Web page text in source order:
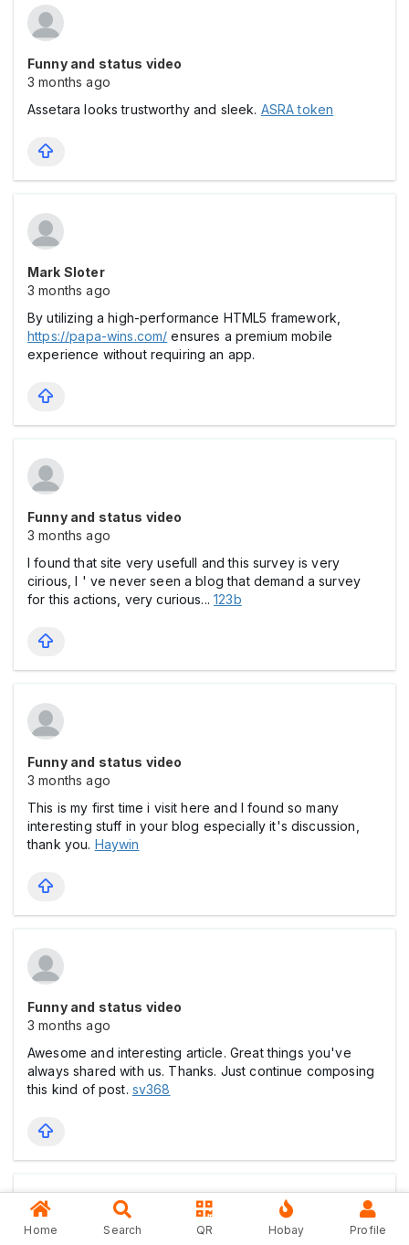
Funny and status video
3 months ago
Assetara looks trustworthy and sleek. ASRA token
Mark Sloter
3 months ago
By utilizing a high-performance HTML5 framework,
https://papa-wins.com/ ensures a premium mobile
experience without requiring an app.
Funny and status video
3 months ago
I found that site very usefull and this survey is very
cirious, I ' ve never seen a blog that demand a survey
for this actions, very curious...123b
Funny and status video
3 months ago
This is my first time i visit here and I found so many
interesting stuff in your blog especially it's discussion,
thank you. Haywin
Funny and status video
3 months ago
Awesome and interesting article. Great things you've
always shared with us. Thanks. Just continue composing
this kind of post. sv368
Home Search QR Hobay Profile